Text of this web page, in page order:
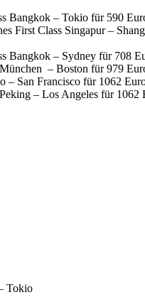
Bangkok – Tokio für 590
First Class Singapur –
Bangkok – Sydney für 708
– Boston für 979
– San Francisco für 1062
– Los Angeles für 1062
Tokio